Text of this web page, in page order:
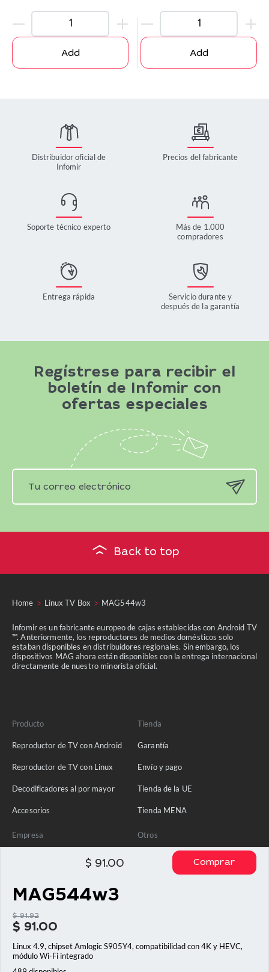
$ 91.00 Comprar
MAG544w3
$91.92
El
precio
original
era:
$ 91.00
precio
actual
es:
Linux 4.9, chipset Amlogic S905Y4, compatibilidad con 4K y HEVC,
módulo Wi-Fi integrado
Add Add
Distribuidor oficial de
Infomir
Precios del fabricante
Soporte técnico experto
Más de 1.000
compradores
Entrega rápida
Servicio durante y
después de la garantía
Regístrese para recibir el
boletín de Infomir con
ofertas especiales
Back to top
Home Linux TV Box MAG544w3
Infomir es un fabricante europeo de cajas establecidas con Android TV
™. Anteriormente, los reproductores de medios domésticos solo
estaban disponibles en distribuidores regionales. Sin embargo, los
dispositivos MAG ahora están disponibles con la entrega internacional
directamente de nuestro minorista oficial.
Producto
Reproductor de TV con Android
Reproductor de TV con Linux
Decodificadores al por mayor
Accesorios
Tienda
Garantía
Envío y pago
Tienda de la UE
Tienda MENA
Empresa
Blog
Preguntas frecuentes
Otros
Política de privacidad